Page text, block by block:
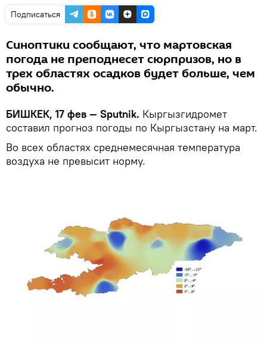
Подписаться
Синоптики сообщают, что мартовская
погода не преподнесет сюрпризов, но в
трех областях осадков будет больше, чем
обычно.
БИШКЕК, 17 фев — Sputnik. Кыргызгидромет
составил прогноз погоды по Кыргызстану на март.
Во всех областях среднемесячная температура
воздуха не превысит норму.